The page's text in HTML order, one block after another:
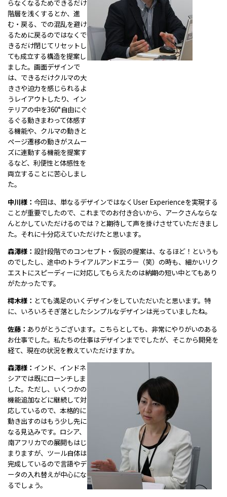
らなくなるためできるだけ
階層を浅くするとか、進
む・戻る、での混乱を避け
るために戻るのではなくで
きるだけ閉じてリセットし
ても成立する構造を提案し
ました。画面デザインで
は、できるだけクルマの大
きさや迫力を感じられるよ
うレイアウトしたり、イン
テリアの中を360°自由にぐ
るぐる動きまわって体感す
る機能や、クルマの動きと
ページ遷移の動きがスムー
ズに連動する機能を提案す
るなど、利便性と体感性を
両立することに苦心しまし
た。
中川様： 今回は、単なるデザインではなくUser Experienceを実現する
ことが重要でしたので、これまでのお付き合いから、アークさんならな
んとかしていただけるのでは？と期待して声を掛けさせていただきまし
た。それに十分応えていただけたと思います。
森澤様： 設計段階でのコンセプト・仮説の提案は、なるほど！というも
のでしたし、途中のトライアルアンドエラー（笑）の時も、細かいリク
エストにスピーディーに対応してもらえたのは納期の短い中とてもあり
がたかったです。
樗木様： とても満足のいくデザインをしていただいたと思います。特
に、いろいろそぎ落としたシンプルなデザインは光っていましたね。
佐藤： ありがとうございます。こちらとしても、非常にやりがいのある
お仕事でした。私たちの仕事はデザインまででしたが、そこから開発を
経て、現在の状況を教えていただけますか。
森澤様： インド、インドネ
シアでは既にローンチしま
した。ただし、いくつかの
機能追加などに継続して対
応しているので、本格的に
動き出すのはもう少し先に
なる見込みです。ロシア、
南アフリカでの展開もはじ
まりますが、ツール自体は
完成しているので言語やデ
ータの入れ替えが中心にな
るでしょう。